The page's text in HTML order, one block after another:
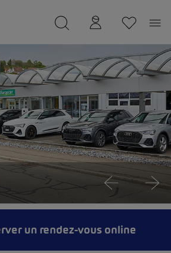
un rendez-vous online